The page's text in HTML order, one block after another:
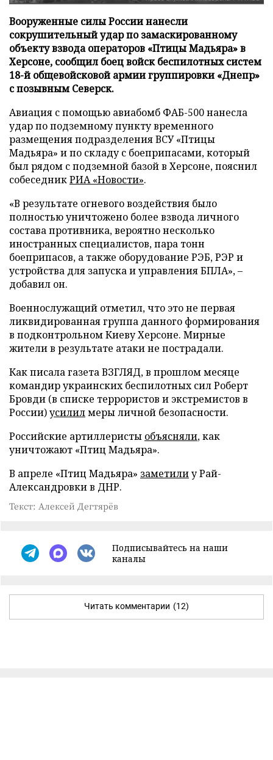
Вооруженные силы России нанесли
сокрушительный удар по замаскированному
объекту взвода операторов «Птицы Мадьяра» в
Херсоне, сообщил боец войск беспилотных систем
18-й общевойсковой армии группировки «Днепр»
с позывным Северск.
Авиация с помощью авиабомб ФАБ-500 нанесла
удар по подземному пункту временного
размещения подразделения ВСУ «Птицы
Мадьяра» и по складу с боеприпасами, который
был рядом с подземной базой в Херсоне, пояснил
собеседникРИА «Новости».
«В результате огневого воздействия было
полностью уничтожено более взвода личного
состава противника, вероятно несколько
иностранных специалистов, пара тонн
боеприпасов, а также оборудование РЭБ, РЭР и
устройства для запуска и управления БПЛА», –
добавил он.
Военнослужащий отметил, что это не первая
ликвидированная группа данного формирования
в подконтрольном Киеву Херсоне. Мирные
жители в результате атаки не пострадали.
Как писала газета ВЗГЛЯД, в прошлом месяце
командир украинских беспилотных сил Роберт
Бровди (в списке террористов и экстремистов в
России)усилилмеры личной безопасности.
Российские артиллеристы объясняли, как
уничтожают «Птиц Мадьяра».
В апреле «Птиц Мадьяра» заметилиу Рай-
Александровки в ДНР.
Текст: Алексей Дегтярёв
Подписывайтесь на наши
каналы
Читать комментарии (12)